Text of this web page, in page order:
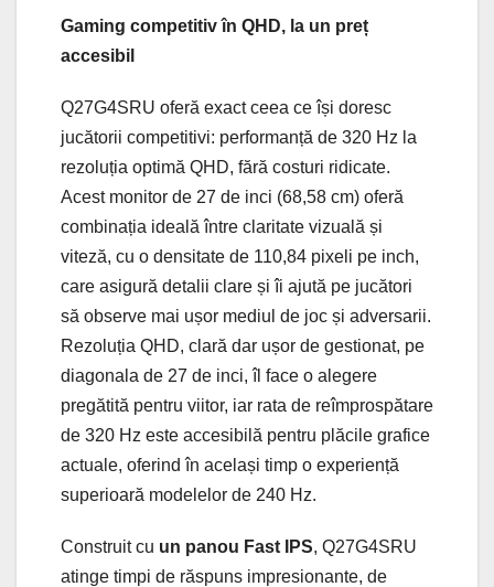
Gaming competitiv în QHD, la un preț
accesibil
Q27G4SRU oferă exact ceea ce își doresc
jucătorii competitivi: performanță de 320 Hz la
rezoluția optimă QHD, fără costuri ridicate.
Acest monitor de 27 de inci (68,58 cm) oferă
combinația ideală între claritate vizuală și
viteză, cu o densitate de 110,84 pixeli pe inch,
care asigură detalii clare și îi ajută pe jucători
să observe mai ușor mediul de joc și adversarii.
Rezoluția QHD, clară dar ușor de gestionat, pe
diagonala de 27 de inci, îl face o alegere
pregătită pentru viitor, iar rata de reîmprospătare
de 320 Hz este accesibilă pentru plăcile grafice
actuale, oferind în același timp o experiență
superioară modelelor de 240 Hz.
Construit cu un panou Fast IPS, Q27G4SRU
atinge timpi de răspuns impresionante, de